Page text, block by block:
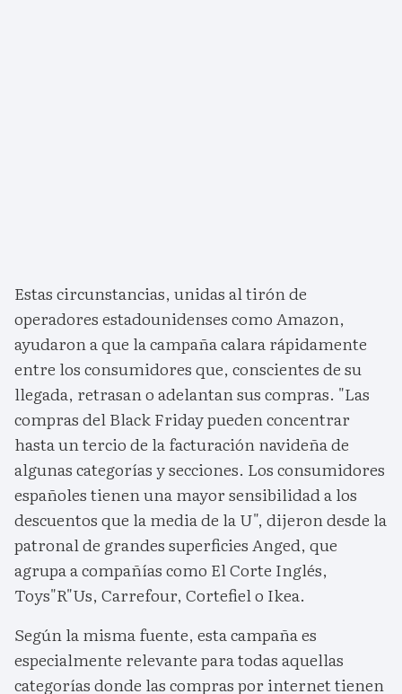
Estas circunstancias, unidas al tirón de
operadores estadounidenses como Amazon,
ayudaron a que la campaña calara rápidamente
entre los consumidores que, conscientes de su
llegada, retrasan o adelantan sus compras. "Las
compras del Black Friday pueden concentrar
hasta un tercio de la facturación navideña de
algunas categorías y secciones. Los consumidores
españoles tienen una mayor sensibilidad a los
descuentos que la media de la U", dijeron desde la
patronal de grandes superficies Anged, que
agrupa a compañías como El Corte Inglés,
Toys"R"Us, Carrefour, Cortefiel o Ikea.
Según la misma fuente, esta campaña es
especialmente relevante para todas aquellas
categorías donde las compras por internet tienen